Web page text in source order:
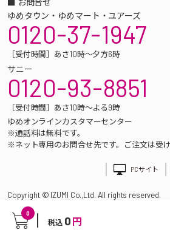
0
税込 0 円
ゆめタウン・ゆめマート・ユアーズ
0120-37-1947
［受付時間］あさ10時～夕方6時
サニー
0120-93-8851
［受付時間］あさ10時～よる9時
ゆめオンラインカスタマーセンター
※通話料は無料です。
※ネット専用のお問合せ先です。ご注文は受け
PCサイト
Copyright © IZUMI Co.,Ltd. All rights reserved.